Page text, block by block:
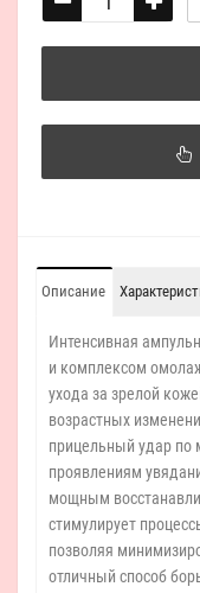
Описание
Интенсивная
и комплексом
ухода за зрелой
возрастных
прицельный удар по
проявлениям
мощным
стимулирует
позволяя
отличный способ